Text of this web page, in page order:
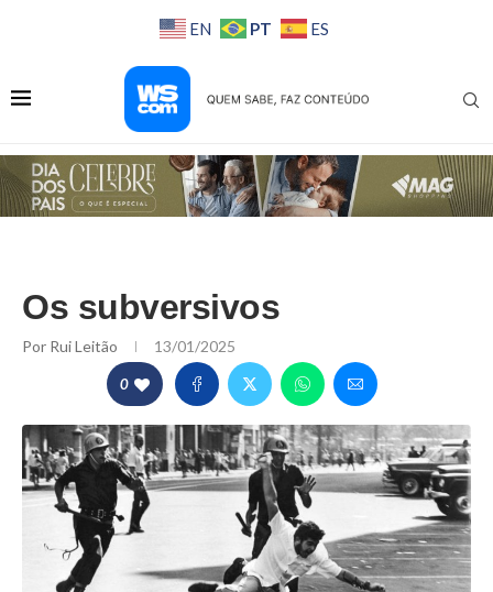
EN PT ES
Os subversivos
Por Rui Leitão 13/01/2025
0